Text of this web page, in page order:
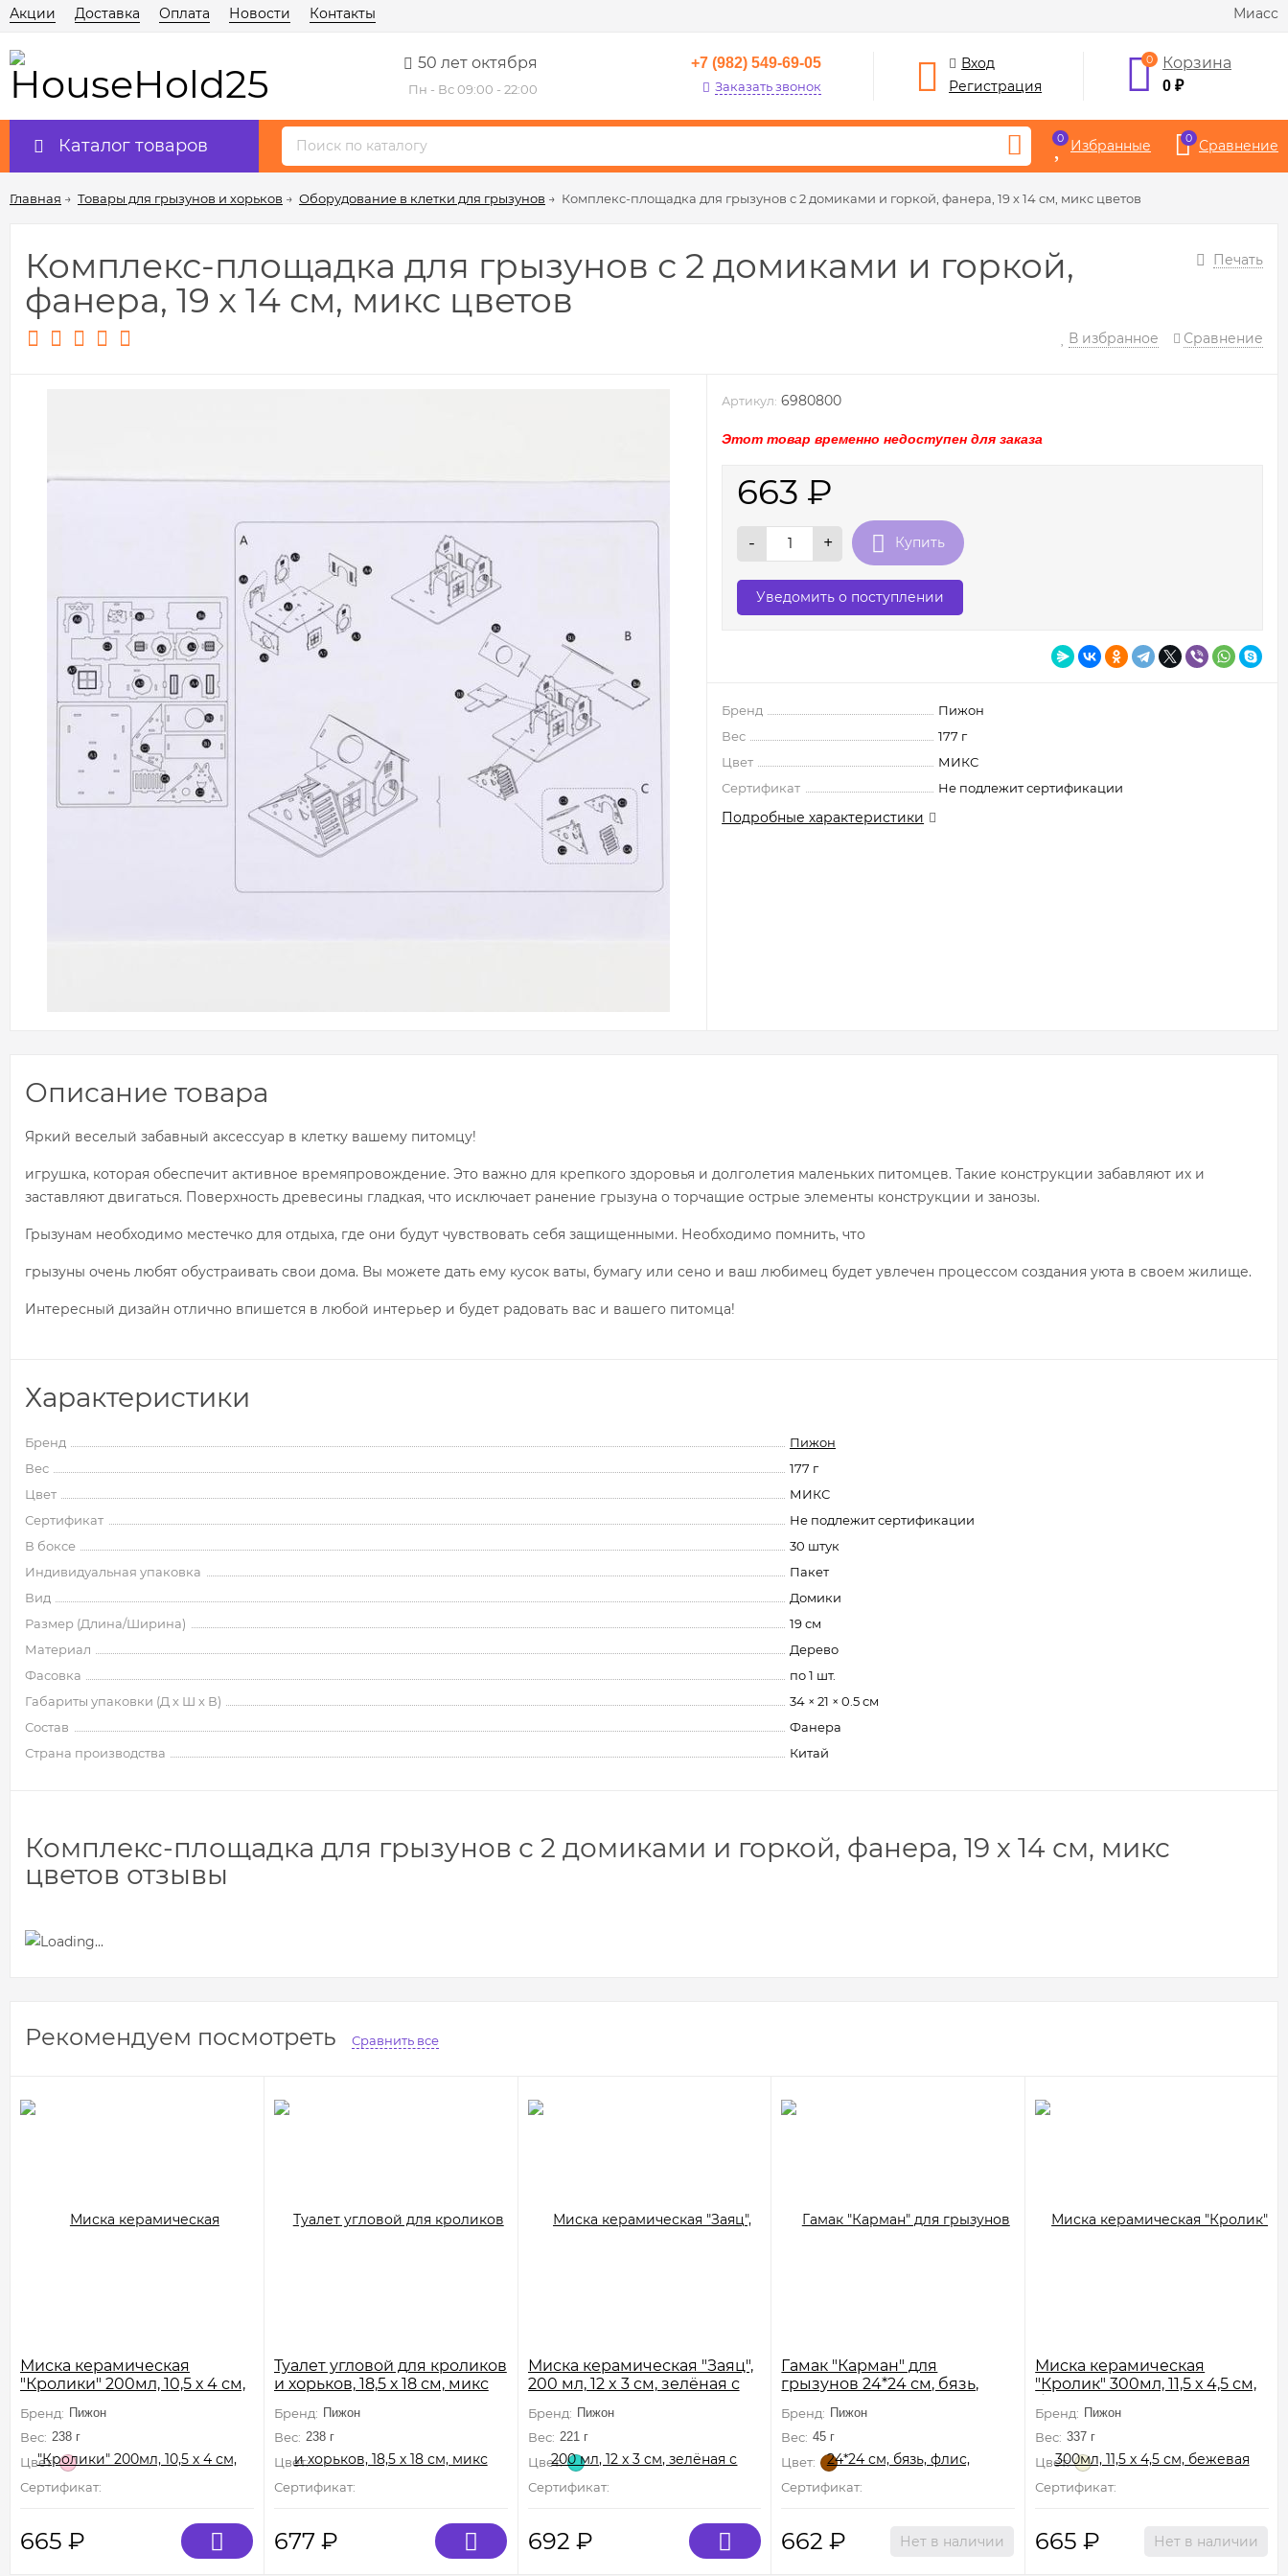
Миасс
Акции Доставка Оплата Новости Контакты
50 лет октября
Пн - Вс 09:00 - 22:00
+7 (982) 549-69-05
Заказать звонок
Вход
Регистрация
0 Корзина
0₽
Каталог товаров 0 Избранные 0 Сравнение
Главная → Товары для грызунов и хорьков → Оборудование в клетки для грызунов → Комплекс-площадка для грызунов с 2 домиками и горкой, фанера, 19 х 14 см, микс цветов
Печать
Комплекс-площадка для грызунов с 2 домиками и горкой,
фанера, 19 х 14 см, микс цветов
В избранное Сравнение
Артикул: 6980800
Этот товар временно недоступен для заказа
663 ₽
- + Купить
Уведомить о поступлении
Бренд
Пижон
Вес
177 г
Цвет
МИКС
Сертификат
Не подлежит сертификации
Подробные характеристики
Описание товара
Яркий веселый забавный аксессуар в клетку вашему питомцу!
игрушка, которая обеспечит активное времяпровождение. Это важно для крепкого здоровья и долголетия маленьких питомцев. Такие конструкции забавляют их и
заставляют двигаться. Поверхность древесины гладкая, что исключает ранение грызуна о торчащие острые элементы конструкции и занозы.
Грызунам необходимо местечко для отдыха, где они будут чувствовать себя защищенными. Необходимо помнить, что
грызуны очень любят обустраивать свои дома. Вы можете дать ему кусок ваты, бумагу или сено и ваш любимец будет увлечен процессом создания уюта в своем жилище.
Интересный дизайн отлично впишется в любой интерьер и будет радовать вас и вашего питомца!
Характеристики
Бренд
Пижон
Вес
177 г
Цвет
МИКС
Сертификат
Не подлежит сертификации
В боксе
30 штук
Индивидуальная упаковка
Пакет
Вид
Домики
Размер (Длина/Ширина)
19 см
Материал
Дерево
Фасовка
по 1 шт.
Габариты упаковки (Д х Ш х В)
34 × 21 × 0.5 см
Состав
Фанера
Страна производства
Китай
Комплекс-площадка для грызунов с 2 домиками и горкой, фанера, 19 х 14 см, микс
цветов отзывы
Рекомендуем посмотреть Сравнить все
Миска керамическая
"Кролики" 200мл, 10,5 х 4 см,
Бренд: Пижон
Вес: 238 г
Цвет:
Сертификат:
665 ₽
Туалет угловой для кроликов
и хорьков, 18,5 х 18 см, микс
Бренд: Пижон
Вес: 238 г
Цвет:
Сертификат:
677 ₽
Миска керамическая "Заяц",
200 мл, 12 x 3 cм, зелёная с
Бренд: Пижон
Вес: 221 г
Цвет:
Сертификат:
692 ₽
Гамак "Карман" для
грызунов 24*24 см, бязь,
Бренд: Пижон
Вес: 45 г
Цвет:
Сертификат:
662₽ Нет в наличии
Миска керамическая
"Кролик" 300мл, 11,5 х 4,5 см,
Бренд: Пижон
Вес: 337 г
Цвет:
Сертификат:
665₽ Нет в наличии